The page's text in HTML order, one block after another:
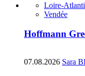
Loire-
Vendée
Hoffmann
07.08.2026 Sara